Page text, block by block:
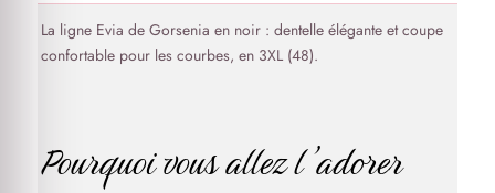
La ligne Evia de Gorsenia en noir : dentelle élégante et coupe
confortable pour les courbes, en 3XL (48).
Pourquoi vous allez l’adorer